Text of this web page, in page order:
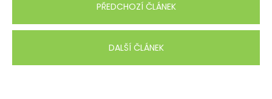
PŘEDCHOZÍ ČLÁNEK
DALŠÍ ČLÁNEK